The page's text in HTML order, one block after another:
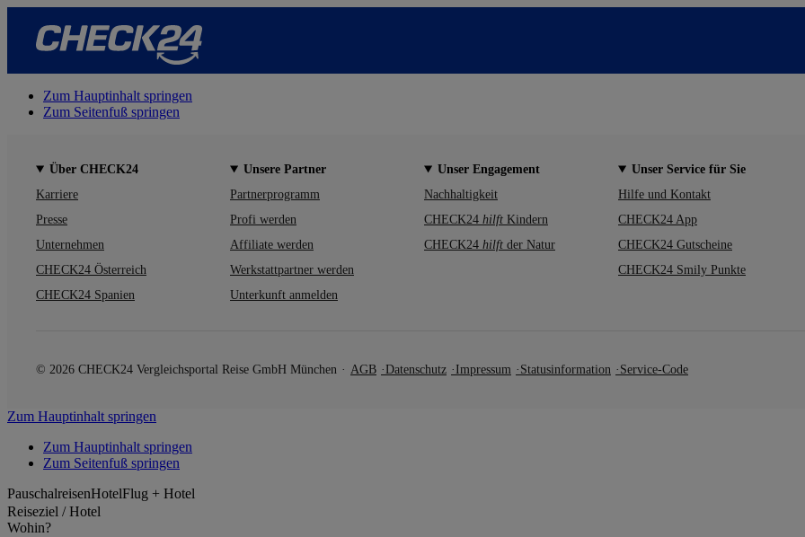
Zum Hauptinhalt springen
Zum Seitenfuß springen
Über CHECK24
Karriere
Presse
Unternehmen
CHECK24 Österreich
CHECK24 Spanien
Unsere Partner
Partnerprogramm
Profi werden
Affiliate werden
Werkstattpartner werden
Unterkunft anmelden
Unser Engagement
Nachhaltigkeit
CHECK24 hilft Kindern
CHECK24 hilft der Natur
Unser Service für Sie
Hilfe und Kontakt
CHECK24 App
CHECK24 Gutscheine
CHECK24 Smily Punkte
© 2026 CHECK24 Vergleichsportal Reise GmbH München AGB Datenschutz Impressum Statusinformation Service-Code
Zum Hauptinhalt springen
Zum Hauptinhalt springen
Zum Seitenfuß springen
PauschalreisenHotelFlug + Hotel
Reiseziel / Hotel
Wohin?